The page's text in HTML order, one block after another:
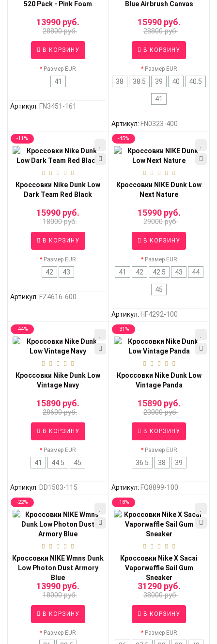
520 Pack - Pink Foam
13990 руб.
28800 руб.
В КОРЗИНУ
Размер EUR
41
Артикул: FN3451-161
Blue Airbrush Canvas
15990 руб.
28800 руб.
В КОРЗИНУ
Размер EUR
38 38.5 39 40 40.5
41
Артикул: FN0323-400
-11%
Кроссовки Nike Dunk Low
Dark Team Red Black
15990 руб.
18000 руб.
В КОРЗИНУ
Размер EUR
42 43
Артикул: FZ4616-600
-45%
Кроссовки NIKE Dunk Low
Next Nature
15990 руб.
29000 руб.
В КОРЗИНУ
Размер EUR
41 42 42.5 43 44
45
Артикул: HF4292-100
-44%
Кроссовки Nike Dunk Low
Vintage Navy
15890 руб.
28600 руб.
В КОРЗИНУ
Размер EUR
41 44.5 45
Артикул: DD1503-115
-31%
Кроссовки Nike Dunk Low
Vintage Panda
15890 руб.
23000 руб.
В КОРЗИНУ
Размер EUR
36.5 38 39
Артикул: FQ8899-100
-22%
Кроссовки NIKE Wmns Dunk
Low Photon Dust Armory
Blue
13990 руб.
18000 руб.
В КОРЗИНУ
Размер EUR
-18%
Кроссовки Nike X Sacai
Vaporwaffle Sail Gum
Sneaker
31290 руб.
38000 руб.
В КОРЗИНУ
Размер EUR